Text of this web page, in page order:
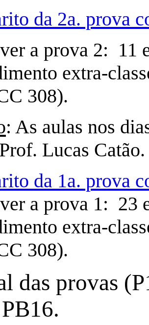
da 2a. prova
a prova 2: 11
extra-
308).
: As aulas nos
Lucas Catão.
da 1a. prova
a prova 1: 23
extra-
308).
das provas